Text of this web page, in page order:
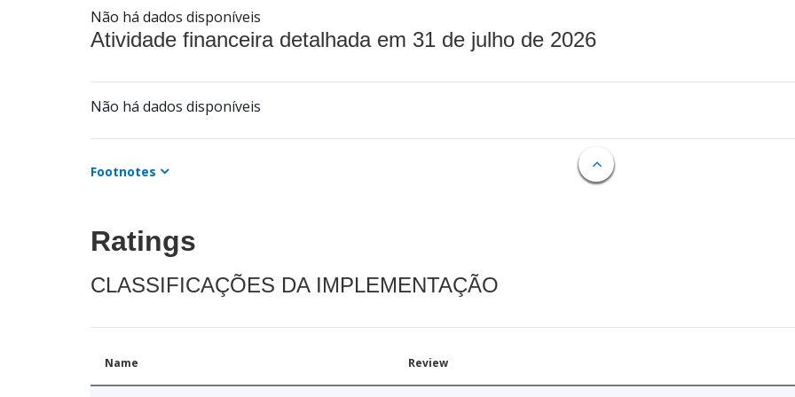
Não há dados disponíveis
Atividade financeira detalhada em 31 de julho de 2026
Não há dados disponíveis
Footnotes
Ratings
CLASSIFICAÇÕES DA IMPLEMENTAÇÃO
Name Review